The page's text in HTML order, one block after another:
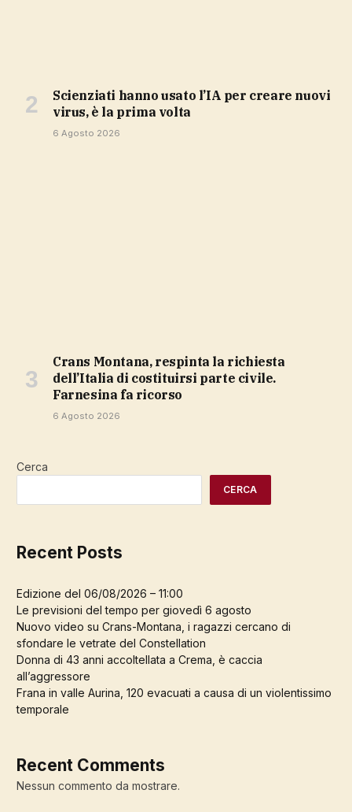
Scienziati hanno usato l’IA per creare nuovi
virus, è la prima volta
6 Agosto 2026
Crans Montana, respinta la richiesta
dell’Italia di costituirsi parte civile.
Farnesina fa ricorso
6 Agosto 2026
Cerca
CERCA
Recent Posts
Edizione del 06/08/2026 – 11:00
Le previsioni del tempo per giovedì 6 agosto
Nuovo video su Crans-Montana, i ragazzi cercano di
sfondare le vetrate del Constellation
Donna di 43 anni accoltellata a Crema, è caccia
all’aggressore
Frana in valle Aurina, 120 evacuati a causa di un violentissimo
temporale
Recent Comments
Nessun commento da mostrare.